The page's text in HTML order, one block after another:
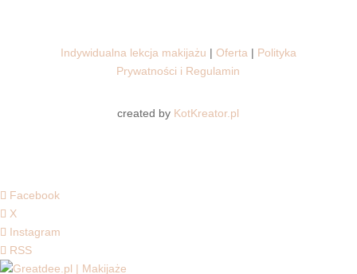
Indywidualna lekcja makijażu | Oferta| Polityka
Prywatności i Regulamin
created by KotKreator.pl
Facebook
X
Instagram
RSS